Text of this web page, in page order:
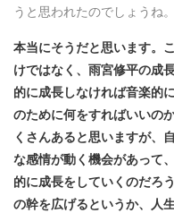
うと思われたのでしょうね。
本当にそうだと思います。
けではなく、雨宮修平の成
的に成長しなければ音楽的
のために何をすればいいの
くさんあると思いますが、
な感情が動く機会があって
的に成長をしていくのだろ
の幹を広げるというか、人